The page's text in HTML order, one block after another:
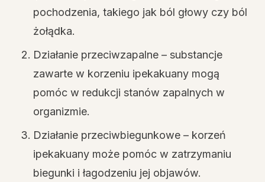
pochodzenia, takiego jak ból głowy czy ból
żołądka.
Działanie przeciwzapalne – substancje
zawarte w korzeniu ipekakuany mogą
pomóc w redukcji stanów zapalnych w
organizmie.
Działanie przeciwbiegunkowe – korzeń
ipekakuany może pomóc w zatrzymaniu
biegunki i łagodzeniu jej objawów.